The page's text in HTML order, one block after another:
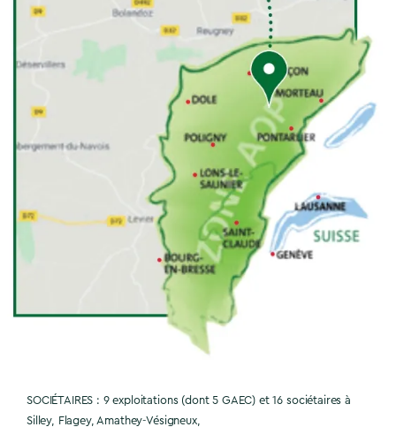
SOCIÉTAIRES : 9 exploitations (dont 5 GAEC) et 16 sociétaires à
Silley, Flagey, Amathey-Vésigneux,